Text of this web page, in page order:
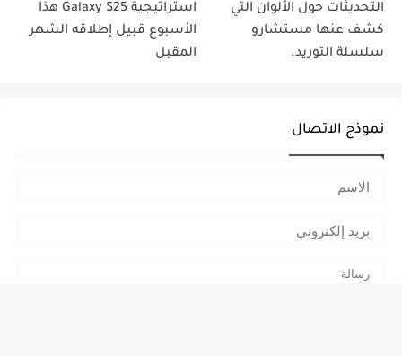
التحديثات حول الألوان التي
كشف عنها مستشارو
سلسلة التوريد.
استراتيجية Galaxy S25 هذا
الأسبوع قبيل إطلاقه الشهر
المقبل
نموذج الاتصال